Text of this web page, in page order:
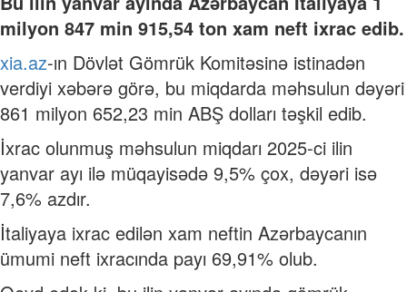
milyon 847 min 915,54 ton xam neft ixrac edib.
xia.az-ın Dövlət Gömrük Komitəsinə istinadən
verdiyi xəbərə görə, bu miqdarda məhsulun dəyəri
861 milyon 652,23 min ABŞ dolları təşkil edib.
İxrac olunmuş məhsulun miqdarı 2025-ci ilin
yanvar ayı ilə müqayisədə 9,5% çox, dəyəri isə
7,6% azdır.
İtaliyaya ixrac edilən xam neftin Azərbaycanın
ümumi neft ixracında payı 69,91% olub.